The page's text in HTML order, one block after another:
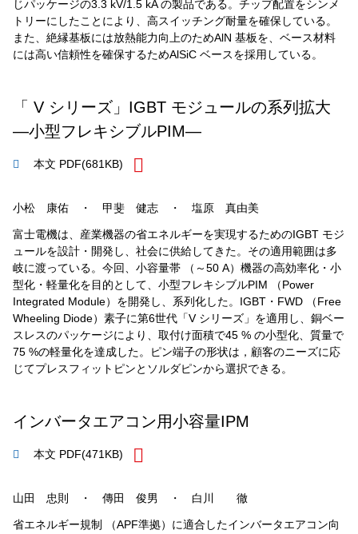
じパッケージの3.3 kV/1.5 kA の製品である。チップ配置をシンメ
トリーにしたことにより、高スイッチング耐量を確保している。
また、絶縁基板には放熱能力向上のためAlN 基板を、ベース材料
には高い信頼性を確保するためAlSiC ベースを採用している。
「 V シリーズ」IGBT モジュールの系列拡大
―小型フレキシブルPIM―
本文 PDF(681KB)
小松 康佑 ・ 甲斐 健志 ・ 塩原 真由美
富士電機は、産業機器の省エネルギーを実現するためのIGBT モジ
ュールを設計・開発し、社会に供給してきた。その適用範囲は多
岐に渡っている。今回、小容量帯 （～50 A）機器の高効率化・小
型化・軽量化を目的として、小型フレキシブルPIM （Power
Integrated Module）を開発し、系列化した。IGBT・FWD （Free
Wheeling Diode）素子に第6世代「V シリーズ」を適用し、銅ベー
スレスのパッケージにより、取付け面積で45 % の小型化、質量で
75 %の軽量化を達成した。ピン端子の形状は，顧客のニーズに応
じてプレスフィットピンとソルダピンから選択できる。
インバータエアコン用小容量IPM
本文 PDF(471KB)
山田 忠則 ・ 傳田 俊男 ・ 白川 徹
省エネルギー規制 （APF準拠）に適合したインバータエアコン向